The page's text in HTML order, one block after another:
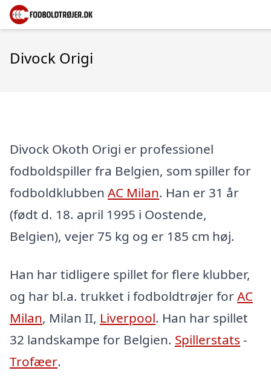
Divock Origi
Divock Okoth Origi er professionel
fodboldspiller fra Belgien, som spiller for
fodboldklubben AC Milan. Han er 31 år
(født d. 18. april 1995 i Oostende,
Belgien), vejer 75 kg og er 185 cm høj.
Han har tidligere spillet for flere klubber,
og har bl.a. trukket i fodboldtrøjer forAC
Milan, Milan II, Liverpool. Han har spillet
32 landskampe for Belgien. Spillerstats -
Trofæer.